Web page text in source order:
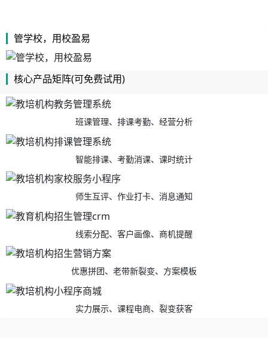
管学校，用校盈易
核心产品矩阵(可免费试用)
班课管理、排课考勤、经营分析
智能排课、考勤消课、课时统计
师生互评、作业打卡、消息通知
线索分配、客户画像、商机提醒
优惠拼团、老带新裂变、方案模板
实力展示、课程电商、裂变获客